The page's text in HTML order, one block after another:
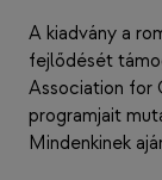
A kiadvány a
fejlődését
Association for
programjait
Mindenkinek